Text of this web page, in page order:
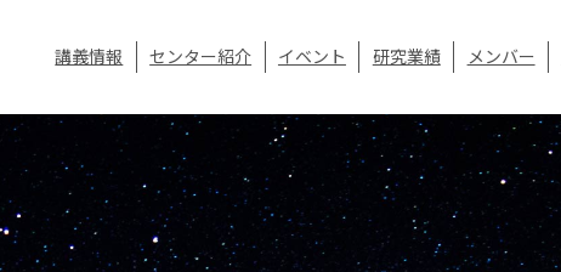
講義情報 センター紹介 イベント 研究業績 メンバー